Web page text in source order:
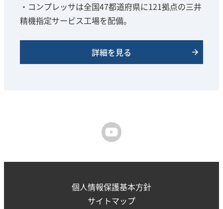
・コンプレッサは全国47都道府県に121拠点の三井
精機指定サービス工場を配備。
詳細を見る
個人情報保護基本方針
サイトマップ